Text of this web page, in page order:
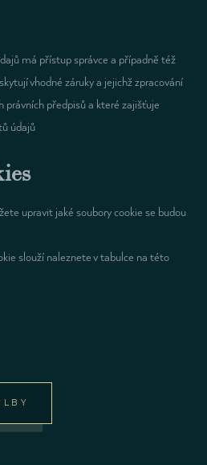
má přístup správce a případně též
vhodné záruky a jejichž zpracování
právních předpisů a které zajišťuje
údajů
upravit jaké soubory cookie se budou
slouží naleznete v tabulce na této